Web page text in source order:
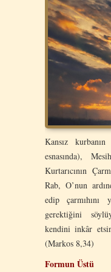
Kansız
esnasında),
Kurtarıcının
Rab, O’nun
edip çarmıhını
gerektiğini
kendini inkâr
(Markos 8,34)
Formun Üstü